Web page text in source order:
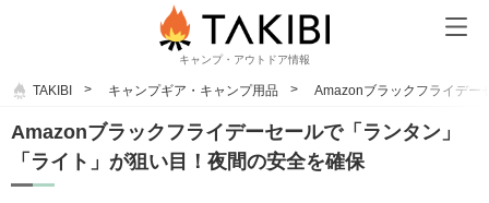
キャンプ・アウトドア情報
TAKIBI キャンプギア・キャンプ用品 Amazonブラックフライデー
Amazonブラックフライデーセールで「ランタン」
「ライト」が狙い目！夜間の安全を確保